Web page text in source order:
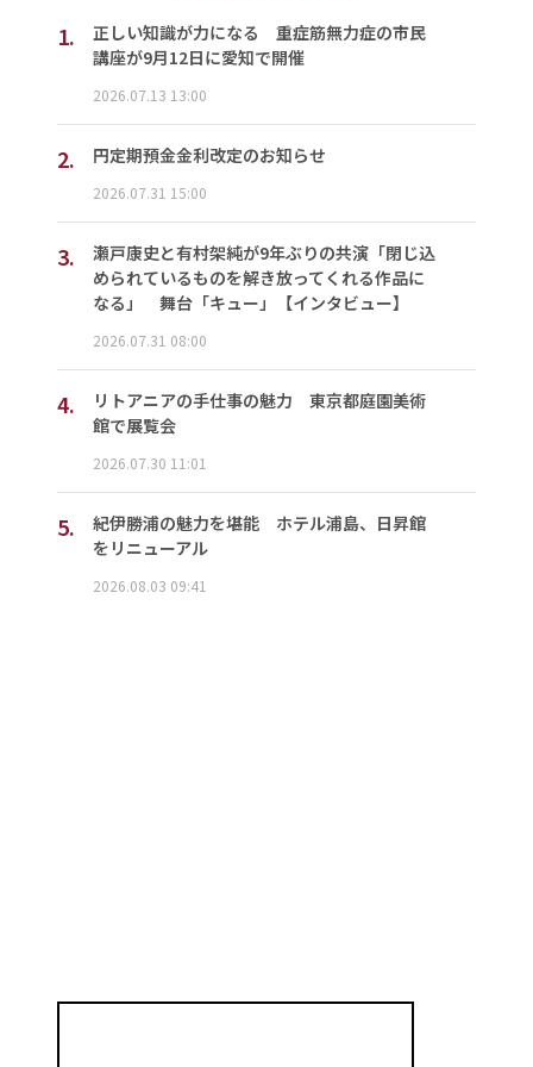
1.
正しい知識が力になる 重症筋無力症の市民
講座が9月12日に愛知で開催
2026.07.13 13:00
2. 円定期預金金利改定のお知らせ
2026.07.31 15:00
3.
瀬戸康史と有村架純が9年ぶりの共演「閉じ込
められているものを解き放ってくれる作品に
なる」 舞台「キュー」【インタビュー】
2026.07.31 08:00
4.
リトアニアの手仕事の魅力 東京都庭園美術
館で展覧会
2026.07.30 11:01
5.
紀伊勝浦の魅力を堪能 ホテル浦島、日昇館
をリニューアル
2026.08.03 09:41